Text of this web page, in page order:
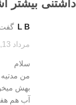
داشتنی بیشتر
L B
مرداد 13, 1398 در 2:58 ب.ظ
سلام
من
آب هم